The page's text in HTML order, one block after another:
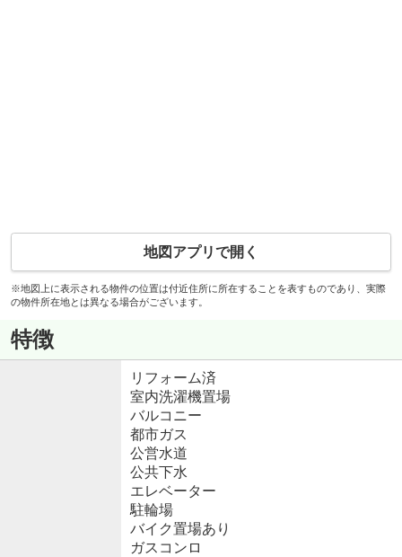
地図アプリで開く
※地図上に表示される物件の位置は付近住所に所在することを表すものであり、実際
の物件所在地とは異なる場合がございます。
特徴
リフォーム済
室内洗濯機置場
バルコニー
都市ガス
公営水道
公共下水
エレベーター
駐輪場
バイク置場あり
ガスコンロ